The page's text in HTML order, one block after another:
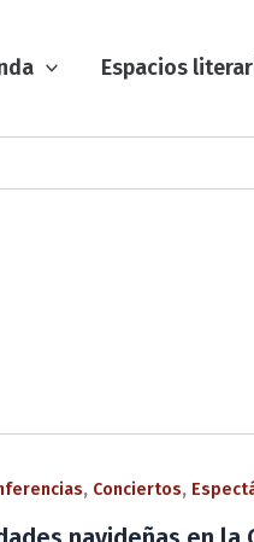
Espacios
, Conciertos,